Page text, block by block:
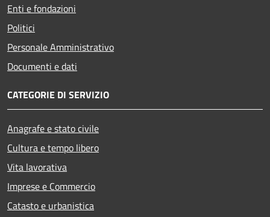
Enti e fondazioni
Politici
Personale Amministrativo
Documenti e dati
CATEGORIE DI SERVIZIO
Anagrafe e stato civile
Cultura e tempo libero
Vita lavorativa
Imprese e Commercio
Catasto e urbanistica